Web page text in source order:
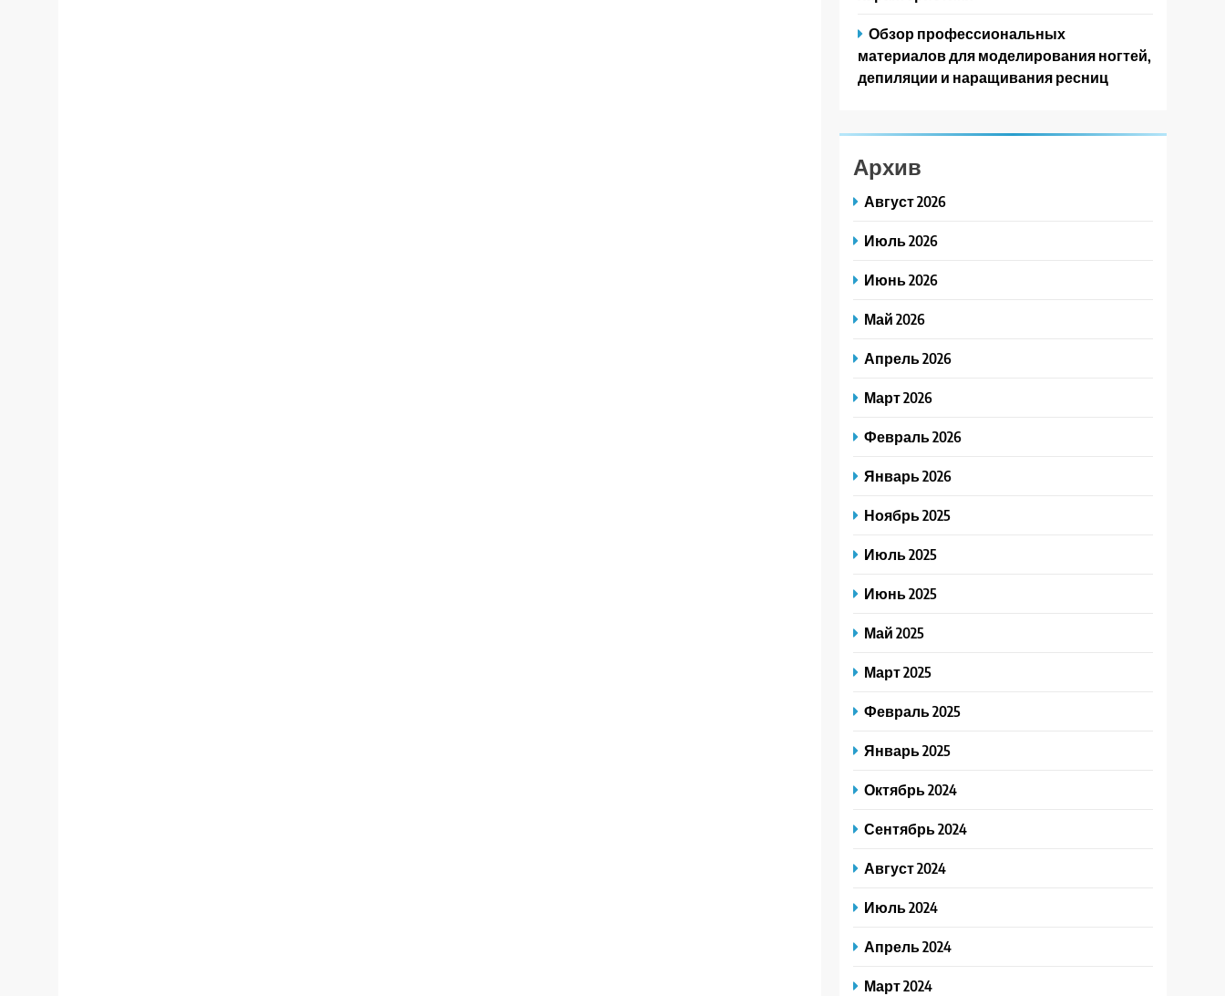
Обзор профессиональных
материалов для моделирования ногтей,
депиляции и наращивания ресниц
Архив
Август 2026
Июль 2026
Июнь 2026
Май 2026
Апрель 2026
Март 2026
Февраль 2026
Январь 2026
Ноябрь 2025
Июль 2025
Июнь 2025
Май 2025
Март 2025
Февраль 2025
Январь 2025
Октябрь 2024
Сентябрь 2024
Август 2024
Июль 2024
Апрель 2024
Март 2024